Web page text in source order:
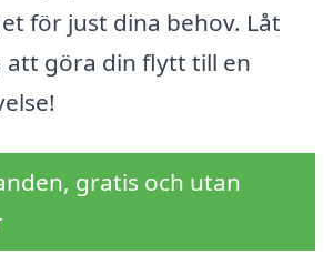
för just dina behov. Låt
att göra din flytt till en
gratis och utan